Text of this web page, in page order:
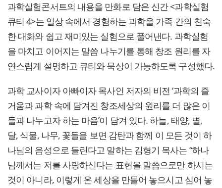
과학실험콘서트의 내용을 만화로 담은 신간 <과학실험
큐티 4>는 일상 속에서 경험하는 과학을 가족 간의 친숙
한 대화와 쉽고 재미있는 실험으로 풀어낸다. 과학실험
을 마치고 이어지는 말씀 나누기를 통해 창조 원리를 자
연스럽게 설명하고 큐티와 묵상이 가능하도록 구성했다.
과학 교사이자 아빠이자 목사인 저자의 비전 ‘과학의 즐
거움과 과학 속에 담겨진 창조세상의 원리를 더 많은 이
들과 나누고자 하는 마음’이 담겨 있다. 하늘, 태양, 별,
달, 식물, 나무, 꽃들을 보면 감탄과 함께 이 모든 것이 하
나님의 음성으로 들린다고 말하는 김형기 목사는 “하나
님께서는 저를 사랑하신다는 표현을 말씀으로만 하시는
것이 아니라, 이렇게 온 세상을 만들어 놓으시고 심어 놓